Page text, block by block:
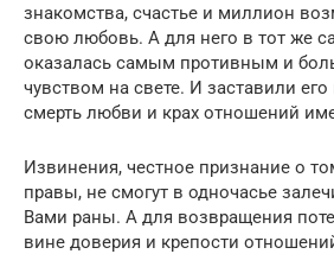
знакомства, счастье и миллион
свою любовь. А для него в тот же
оказалась самым противным и
чувством на свете. И заставили
смерть любви и крах отношений
Извинения, честное признание о
правы, не смогут в одночасье
Вами раны. А для возвращения
вине доверия и крепости